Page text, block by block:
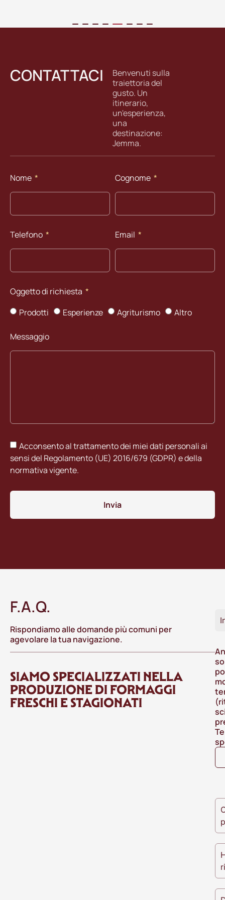
CONTATTACI
Benvenuti sulla
traiettoria del
gusto. Un
itinerario,
un'esperienza,
una
destinazione:
Jemma.
Nome Cognome
Telefono Email
Oggetto di richiesta
Prodotti
Esperienze Agriturismo Altro
Messaggio
Acconsento al trattamento dei miei dati personali ai
sensi del Regolamento (UE) 2016/679 (GDPR) e della
normativa vigente.
Invia
F.A.Q.
Rispondiamo alle domande più comuni per
agevolare la tua navigazione.
SIAMO SPECIALIZZATI NELLA
PRODUZIONE DI FORMAGGI
FRESCHI E STAGIONATI